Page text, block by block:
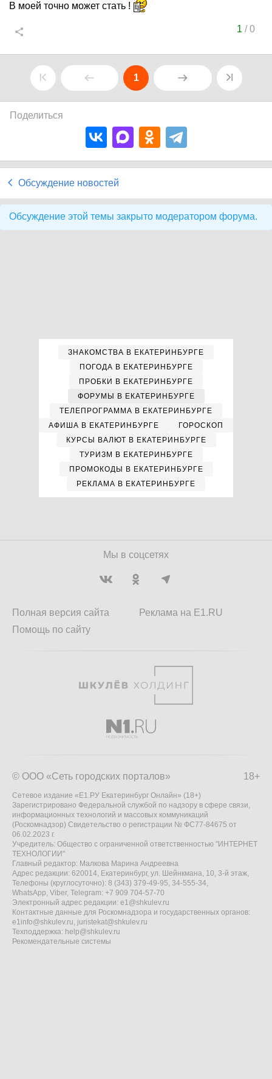
В моей точно может стать !
1 /0
1
Поделиться
Обсуждение новостей
Обсуждение этой темы закрыто модератором форума.
ЗНАКОМСТВА В ЕКАТЕРИНБУРГЕ
ПОГОДА В ЕКАТЕРИНБУРГЕ
ПРОБКИ В ЕКАТЕРИНБУРГЕ
ФОРУМЫ В ЕКАТЕРИНБУРГЕ
ТЕЛЕПРОГРАММА В ЕКАТЕРИНБУРГЕ
АФИША В ЕКАТЕРИНБУРГЕ
ГОРОСКОП
КУРСЫ ВАЛЮТ В ЕКАТЕРИНБУРГЕ
ТУРИЗМ В ЕКАТЕРИНБУРГЕ
ПРОМОКОДЫ В ЕКАТЕРИНБУРГЕ
РЕКЛАМА В ЕКАТЕРИНБУРГЕ
Мы в соцсетях
Полная версия сайта
Помощь по сайту
Реклама на E1.RU
18+
© ООО «Сеть городских порталов»
Сетевое издание «Е1.РУ Екатеринбург Онлайн» (18+)
Зарегистрировано Федеральной службой по надзору в сфере связи,
информационных технологий и массовых коммуникаций
(Роскомнадзор) Свидетельство о регистрации № ФС77-84675 от
06.02.2023 г.
Учредитель: Общество с ограниченной ответственностью "ИНТЕРНЕТ
ТЕХНОЛОГИИ"
Главный редактор: Малкова Марина Андреевна
Адрес редакции: 620014, Екатеринбург, ул. Шейнкмана, 10, 3-й этаж,
Телефоны (круглосуточно): 8 (343) 379-49-95, 34-555-34,
WhatsApp, Viber, Telegram: +7 909 704-57-70
Электронный адрес редакции: e1@shkulev.ru
Контактные данные для Роскомнадзора и государственных органов:
e1info@shkulev.ru, juristekat@shkulev.ru
Техподдержка: help@shkulev.ru
Рекомендательные системы